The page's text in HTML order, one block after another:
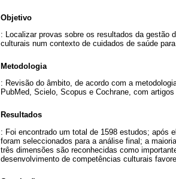
Objetivo
: Localizar provas sobre os resultados da gestão
culturais num contexto de cuidados de saúde
Metodologia
: Revisão do âmbito, de acordo com a
PubMed, Scielo, Scopus e Cochrane, com
Resultados
: Foi encontrado um total de 1598 estudos; após
foram seleccionados para a análise final; a
três dimensões são reconhecidas como
desenvolvimento de competências culturais